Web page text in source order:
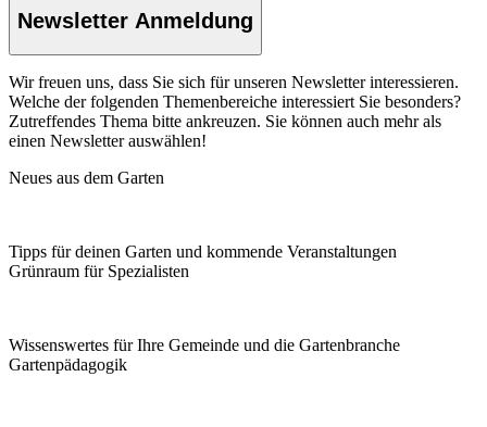
Newsletter Anmeldung
Wir freuen uns, dass Sie sich für unseren Newsletter interessieren.
Welche der folgenden Themenbereiche interessiert Sie besonders?
Zutreffendes Thema bitte ankreuzen. Sie können auch mehr als
einen Newsletter auswählen!
Neues aus dem Garten
Tipps für deinen Garten und kommende Veranstaltungen
Grünraum für Spezialisten
Wissenswertes für Ihre Gemeinde und die Gartenbranche
Garten­pädagogik